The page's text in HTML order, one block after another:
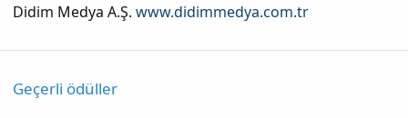
Didim Medya A.Ş. www.didimmedya.com.tr
Geçerli ödüller